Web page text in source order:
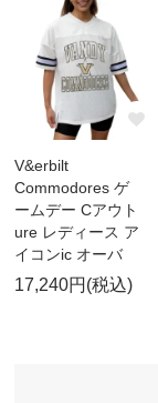
V&erbilt
Commodores ゲ
ームデー Cアウト
ure レディース ア
イコンic オーバ
17,240円(税込)